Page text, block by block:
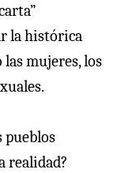
la histórica
mujeres, los
pueblos
realidad?